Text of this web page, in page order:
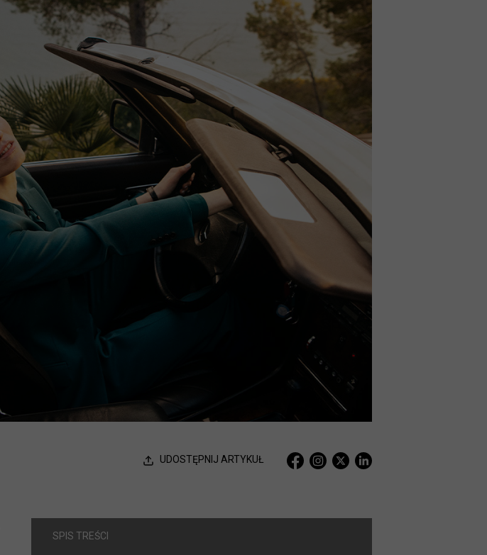
UDOSTĘPNIJ ARTYKUŁ
SPIS TREŚCI